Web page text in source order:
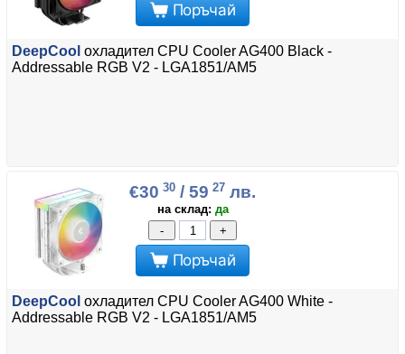
Поръчай
DeepCool охладител CPU Cooler AG400 Black -
Addressable RGB V2 - LGA1851/AM5
€30 30 / 59 27 лв.
на склад: да
-
+
Поръчай
DeepCool охладител CPU Cooler AG400 White -
Addressable RGB V2 - LGA1851/AM5